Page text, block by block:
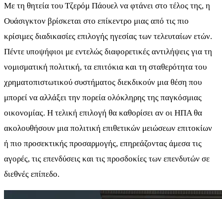
Με τη θητεία του Τζερόμ Πάουελ να φτάνει στο τέλος της, η
Ουάσιγκτον βρίσκεται στο επίκεντρο μιας από τις πιο
κρίσιμες διαδικασίες επιλογής ηγεσίας των τελευταίων ετών.
Πέντε υποψήφιοι με εντελώς διαφορετικές αντιλήψεις για τη
νομισματική πολιτική, τα επιτόκια και τη σταθερότητα του
χρηματοπιστωτικού συστήματος διεκδικούν μια θέση που
μπορεί να αλλάξει την πορεία ολόκληρης της παγκόσμιας
οικονομίας. Η τελική επιλογή θα καθορίσει αν οι ΗΠΑ θα
ακολουθήσουν μια πολιτική επιθετικών μειώσεων επιτοκίων
ή πιο προσεκτικής προσαρμογής, επηρεάζοντας άμεσα τις
αγορές, τις επενδύσεις και τις προσδοκίες των επενδυτών σε
διεθνές επίπεδο.